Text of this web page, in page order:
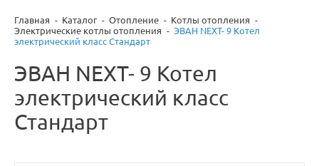
Главная Каталог Отопление
Котлы отопления
Электрические котлы отопления
ЭВАН NEXT- 9 Котел
электрический класс Стандарт
ЭВАН NEXT- 9 Котел
электрический класс
Стандарт